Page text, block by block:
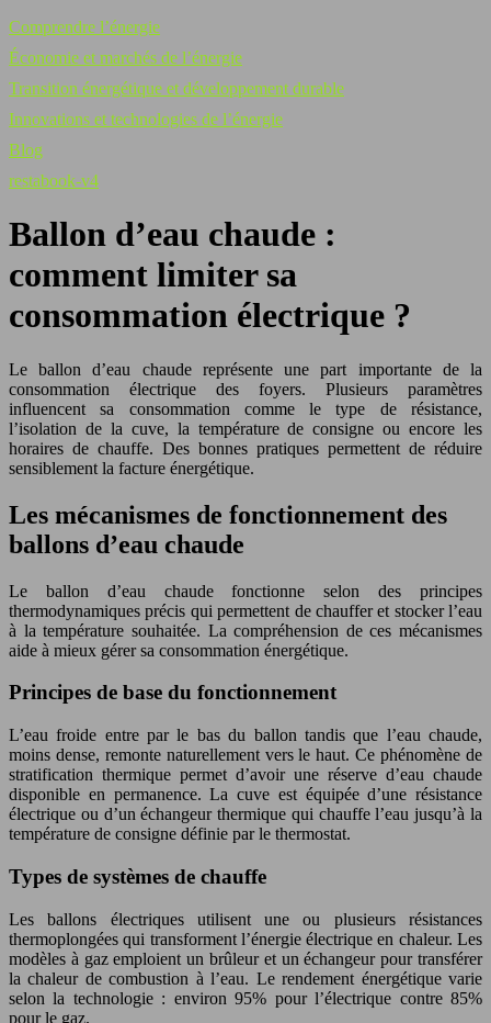
Comprendre l’énergie
Économie et marchés de l’énergie
Transition énergétique et développement durable
Innovations et technologies de l’énergie
Blog
restabook-v4
Ballon d’eau chaude :
comment limiter sa
consommation électrique ?
Le ballon d’eau chaude représente une part importante de la
consommation électrique des foyers. Plusieurs paramètres
influencent sa consommation comme le type de résistance,
l’isolation de la cuve, la température de consigne ou encore les
horaires de chauffe. Des bonnes pratiques permettent de réduire
sensiblement la facture énergétique.
Les mécanismes de fonctionnement des
ballons d’eau chaude
Le ballon d’eau chaude fonctionne selon des principes
thermodynamiques précis qui permettent de chauffer et stocker l’eau
à la température souhaitée. La compréhension de ces mécanismes
aide à mieux gérer sa consommation énergétique.
Principes de base du fonctionnement
L’eau froide entre par le bas du ballon tandis que l’eau chaude,
moins dense, remonte naturellement vers le haut. Ce phénomène de
stratification thermique permet d’avoir une réserve d’eau chaude
disponible en permanence. La cuve est équipée d’une résistance
électrique ou d’un échangeur thermique qui chauffe l’eau jusqu’à la
température de consigne définie par le thermostat.
Types de systèmes de chauffe
Les ballons électriques utilisent une ou plusieurs résistances
thermoplongées qui transforment l’énergie électrique en chaleur. Les
modèles à gaz emploient un brûleur et un échangeur pour transférer
la chaleur de combustion à l’eau. Le rendement énergétique varie
selon la technologie : environ 95% pour l’électrique contre 85%
pour le gaz.